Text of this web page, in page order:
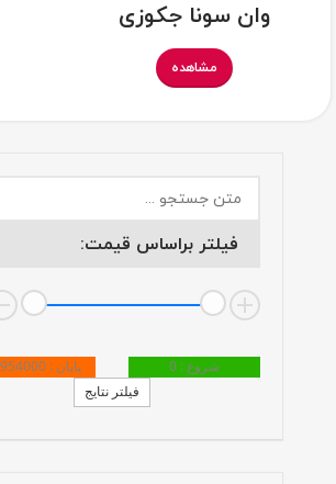
وان سونا جکوزی
مشاهده
فیلتر براساس قیمت:
شروع : 0
پایان : 508954000
فیلتر نتایج